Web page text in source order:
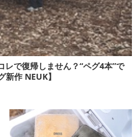
で復帰しません？“ペグ4本”で
作 NEUK】